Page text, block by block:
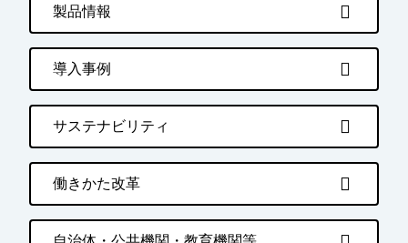
製品情報
導入事例
サステナビリティ
働きかた改革